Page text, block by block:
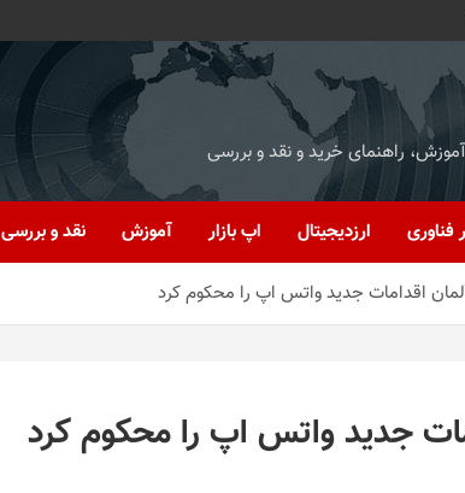
آموزش، راهنمای خرید و نقد و بررسی
فناوری ارزدیجیتال اپ بازار آموزش نقد و بررسی
اقدامات جدید واتس اپ را محکوم کرد
جدید واتس اپ را محکوم کرد